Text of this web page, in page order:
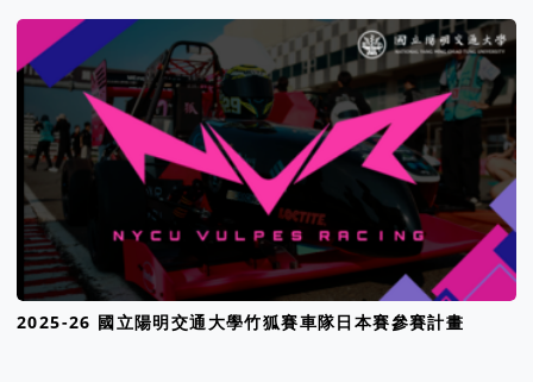
2025-26 國立陽明交通大學竹狐賽車隊日本賽參賽計畫